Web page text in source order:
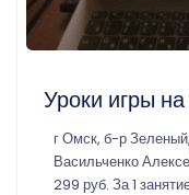
Уроки игры
г Омск, б-р
Васильченко
299 руб. За 1